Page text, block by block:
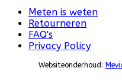
Meten is weten
Retourneren
FAQ's
Privacy Policy
Websiteonderhoud: